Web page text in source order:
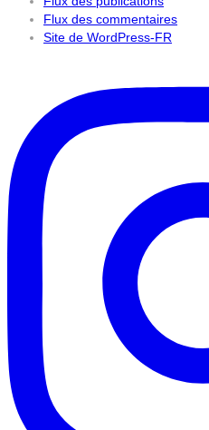
Flux des commentaires
Site de WordPress-FR